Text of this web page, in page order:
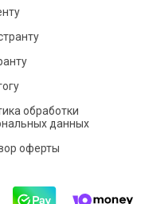
обработки
данных
оферты